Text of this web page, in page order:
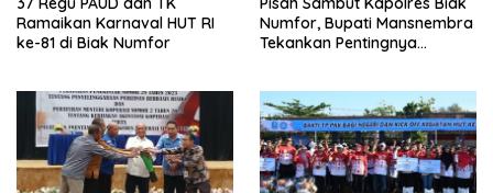
Ramaikan Karnaval HUT RI
ke-81 di Biak Numfor
Numfor, Bupati Mansnembra
Tekankan Pentingnya